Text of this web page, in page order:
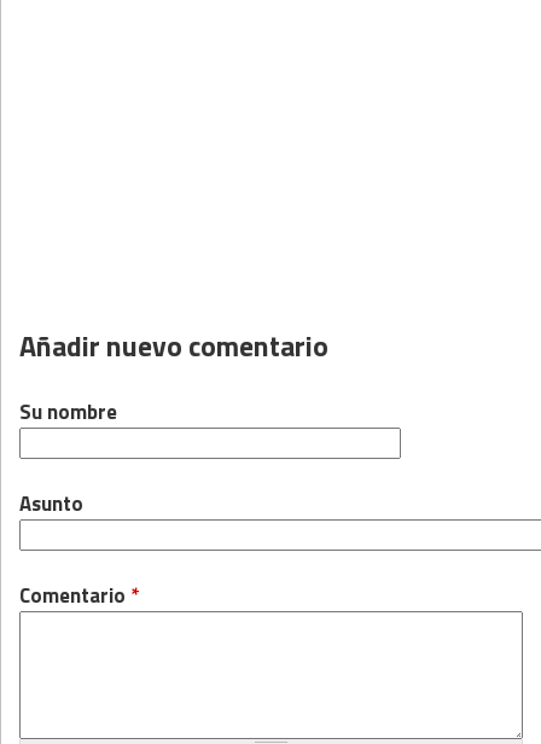
Añadir nuevo comentario
Su nombre
Asunto
Comentario *